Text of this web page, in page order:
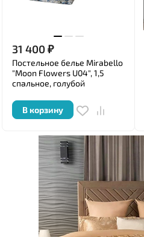
31 400₽
Постельное белье Mirabello
"Moon Flowers U04", 1,5
спальное, голубой
В корзину